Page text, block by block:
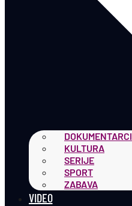
DOKUMENTARCI
KULTURA
SERIJE
SPORT
ZABAVA
VIDEO